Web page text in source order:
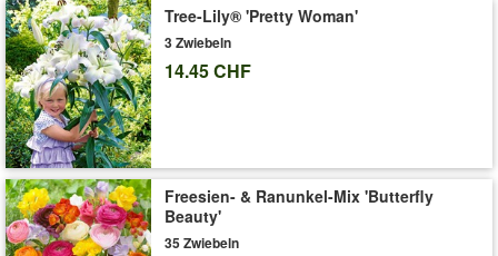
Tree-Lily® 'Pretty Woman'
3 Zwiebeln
14.45 CHF
Freesien- & Ranunkel-Mix 'Butterfly
Beauty'
35 Zwiebeln